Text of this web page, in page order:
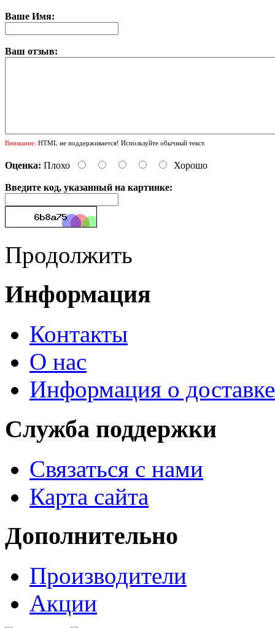
Ваше Имя:
Ваш отзыв:
Внимание: HTML не поддерживается! Используйте обычный текст.
Оценка: Плохо Хорошо
Введите код, указанный на картинке:
Продолжить
Информация
Контакты
О нас
Информация о доставке
Служба поддержки
Связаться с нами
Карта сайта
Дополнительно
Производители
Акции